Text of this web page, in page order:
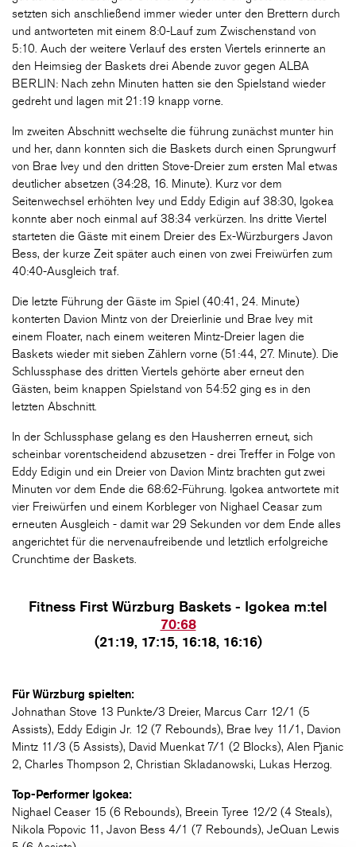
setzten sich anschließend immer wieder unter den Brettern durch
und antworteten mit einem 8:0-Lauf zum Zwischenstand von
5:10. Auch der weitere Verlauf des ersten Viertels erinnerte an
den Heimsieg der Baskets drei Abende zuvor gegen ALBA
BERLIN: Nach zehn Minuten hatten sie den Spielstand wieder
gedreht und lagen mit 21:19 knapp vorne.
Im zweiten Abschnitt wechselte die führung zunächst munter hin
und her, dann konnten sich die Baskets durch einen Sprungwurf
von Brae Ivey und den dritten Stove-Dreier zum ersten Mal etwas
deutlicher absetzen (34:28, 16. Minute). Kurz vor dem
Seitenwechsel erhöhten Ivey und Eddy Edigin auf 38:30, Igokea
konnte aber noch einmal auf 38:34 verkürzen. Ins dritte Viertel
starteten die Gäste mit einem Dreier des Ex-Würzburgers Javon
Bess, der kurze Zeit später auch einen von zwei Freiwürfen zum
40:40-Ausgleich traf.
Die letzte Führung der Gäste im Spiel (40:41, 24. Minute)
konterten Davion Mintz von der Dreierlinie und Brae Ivey mit
einem Floater, nach einem weiteren Mintz-Dreier lagen die
Baskets wieder mit sieben Zählern vorne (51:44, 27. Minute). Die
Schlussphase des dritten Viertels gehörte aber erneut den
Gästen, beim knappen Spielstand von 54:52 ging es in den
letzten Abschnitt.
In der Schlussphase gelang es den Hausherren erneut, sich
scheinbar vorentscheidend abzusetzen - drei Treffer in Folge von
Eddy Edigin und ein Dreier von Davion Mintz brachten gut zwei
Minuten vor dem Ende die 68:62-Führung. Igokea antwortete mit
vier Freiwürfen und einem Korbleger von Nighael Ceasar zum
erneuten Ausgleich - damit war 29 Sekunden vor dem Ende alles
angerichtet für die nervenaufreibende und letztlich erfolgreiche
Crunchtime der Baskets.
Fitness First Würzburg Baskets - Igokea m:tel
70:68
(21:19, 17:15, 16:18, 16:16)
Für Würzburg spielten:
Johnathan Stove 13 Punkte/3 Dreier, Marcus Carr 12/1 (5
Assists), Eddy Edigin Jr. 12 (7 Rebounds), Brae Ivey 11/1, Davion
Mintz 11/3 (5 Assists), David Muenkat 7/1 (2 Blocks), Alen Pjanic
2, Charles Thompson 2, Christian Skladanowski, Lukas Herzog.
Top-Performer Igokea:
Nighael Ceaser 15 (6 Rebounds), Breein Tyree 12/2 (4 Steals),
Nikola Popovic 11, Javon Bess 4/1 (7 Rebounds), JeQuan Lewis